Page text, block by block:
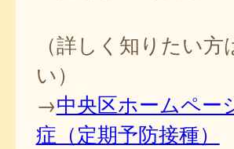
（詳しく知りたい
い）
→中央区ホームペー
症（定期予防接種）